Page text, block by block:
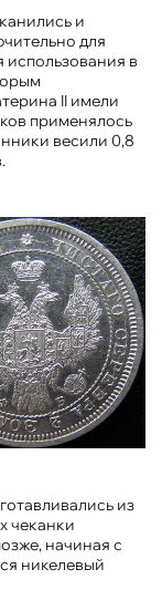
и
для
использования в
II имели
применялось
весили 0,8
из
чеканки
начиная с
никелевый